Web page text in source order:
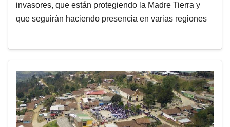
invasores, que están protegiendo la Madre Tierra y
que seguirán haciendo presencia en varias regiones